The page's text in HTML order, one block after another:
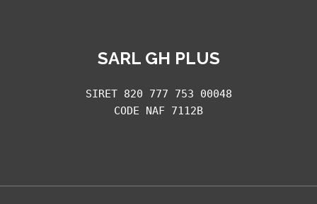
SARL GH PLUS
SIRET 820 777 753 00048
CODE NAF 7112B